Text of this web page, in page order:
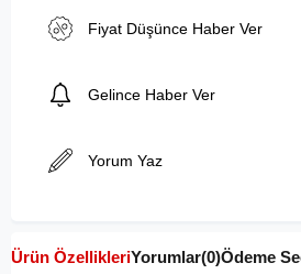
Fiyat Düşünce Haber Ver
Gelince Haber Ver
Yorum Yaz
Ürün ÖzellikleriYorumlar(0)Ödeme